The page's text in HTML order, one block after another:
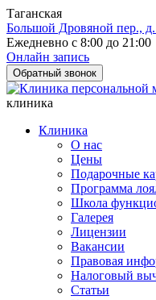
Таганская
Большой Дровяной пер., д.
Ежедневно с 8:00 до 21:00
Онлайн запись
Обратный звонок
клиника
Клиника
О нас
Цены
Подарочные
Программа
Школа
Галерея
Лицензии
Вакансии
Правовая
Налоговый
Статьи